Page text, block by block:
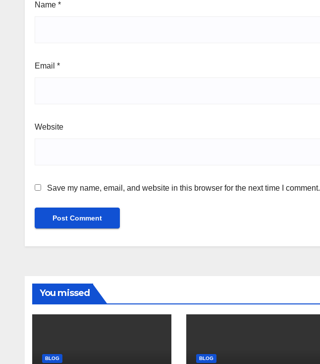
Name *
Email *
Website
Save my name, email, and website in this browser for the next time I comment.
You missed
BLOG BLOG